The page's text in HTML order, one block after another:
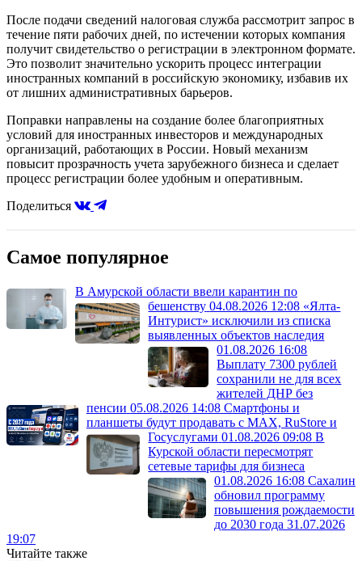
После подачи сведений налоговая служба рассмотрит запрос в
течение пяти рабочих дней, по истечении которых компания
получит свидетельство о регистрации в электронном формате.
Это позволит значительно ускорить процесс интеграции
иностранных компаний в российскую экономику, избавив их
от лишних административных барьеров.
Поправки направлены на создание более благоприятных
условий для иностранных инвесторов и международных
организаций, работающих в России. Новый механизм
повысит прозрачность учета зарубежного бизнеса и сделает
процесс регистрации более удобным и оперативным.
Поделиться
Самое популярное
В Амурской области ввели карантин по
бешенству 04.08.2026 12:08 «Ялта-
Интурист» исключили из списка
выявленных объектов наследия
01.08.2026 16:08
Выплату 7300 рублей
сохранили не для всех
жителей ДНР без
пенсии 05.08.2026 14:08 Смартфоны и
планшеты будут продавать с MAX, RuStore и
Госуслугами 01.08.2026 09:08 В
Курской области пересмотрят
сетевые тарифы для бизнеса
01.08.2026 16:08 Сахалин
обновил программу
повышения рождаемости
до 2030 года 31.07.2026
19:07
Читайте также